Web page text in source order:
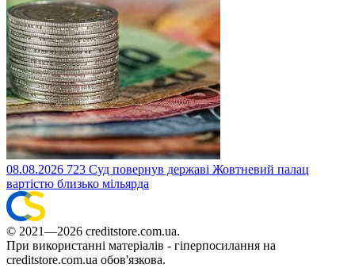
08.08.2026 723 Суд повернув державі Жовтневий палац
вартістю близько мільярда
© 2021—2026 creditstore.com.ua.
При використанні матеріалів - гіперпосилання на
creditstore.com.ua обов'язкова.